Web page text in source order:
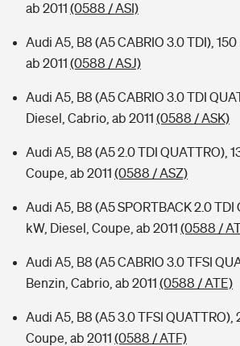
ab 2011 (0588 / ASI)
Audi A5, B8 (A5 CABRIO 3.0 TDI),
ab 2011 (0588 / ASJ)
Audi A5, B8 (A5 CABRIO 3.0 TDI
Diesel, Cabrio, ab 2011 (0588 / ASK)
Audi A5, B8 (A5 2.0 TDI QUATTRO),
Coupe, ab 2011 (0588 / ASZ)
Audi A5, B8 (A5 SPORTBACK 2.0 TDI
kW, Diesel, Coupe, ab 2011 (0588 /
Audi A5, B8 (A5 CABRIO 3.0 TFSI
Benzin, Cabrio, ab 2011 (0588 / ATE)
Audi A5, B8 (A5 3.0 TFSI QUATTRO),
Coupe, ab 2011 (0588 / ATF)